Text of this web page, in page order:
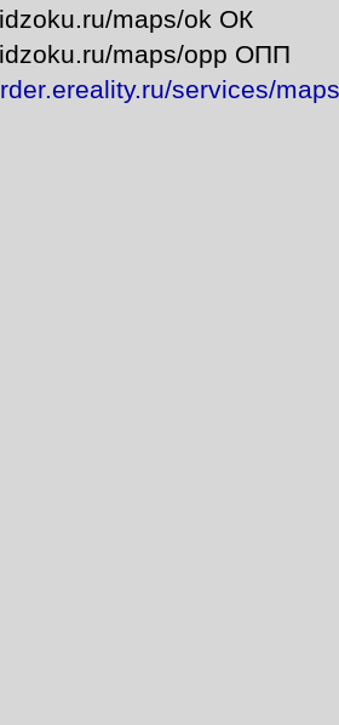
maps/ok ОК
maps/opp ОПП
services/